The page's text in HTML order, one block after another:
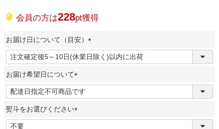
会員の方は228pt獲得
お届け日について（目安）
(
必
)
お届け希望日について
(
必
須
)
熨斗をお選びください